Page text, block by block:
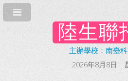
陸生聯
主辦學校：南臺
2026年8月8日